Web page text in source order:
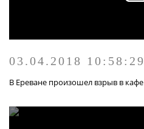
03.04.2018 10:58:29
В Ереване произошел взрыв в кафе